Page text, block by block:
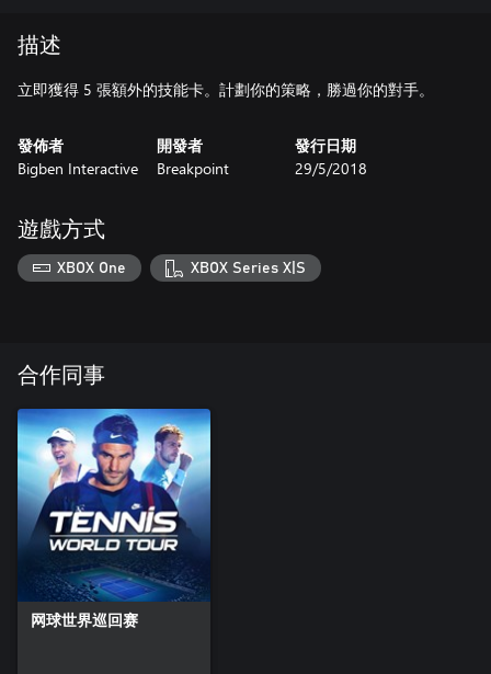
描述
立即獲得 5 張額外的技能卡。計劃你的策略，勝過你的對手。
發佈者
Bigben Interactive
開發者
Breakpoint
發行日期
29/5/2018
遊戲方式
XBOX One XBOX Series X|S
合作同事
网球世界巡回赛